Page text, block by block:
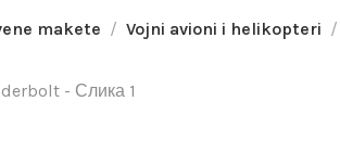
makete Vojni avioni i helikopteri